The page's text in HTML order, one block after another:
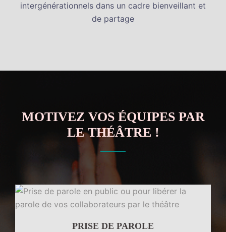
intergénérationnels dans un cadre bienveillant et
de partage
MOTIVEZ VOS ÉQUIPES PAR
LE THÉÂTRE !
PRISE DE PAROLE